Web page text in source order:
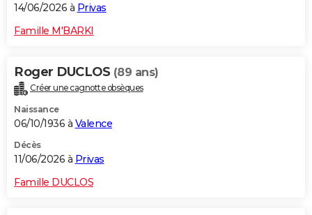
14/06/2026 à Privas
Famille M'BARKI
Roger DUCLOS (89 ans)
Créer une cagnotte obsèques
Naissance
06/10/1936 à Valence
Décès
11/06/2026 à Privas
Famille DUCLOS